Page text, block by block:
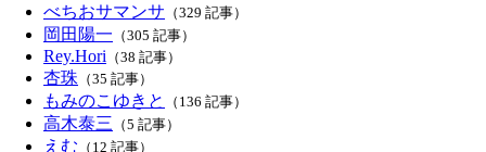
べちおサマンサ （329 記事）
岡田陽一 （305 記事）
Rey.Hori （38 記事）
杏珠 （35 記事）
もみのこゆきと （136 記事）
高木泰三 （5 記事）
えむ （12 記事）